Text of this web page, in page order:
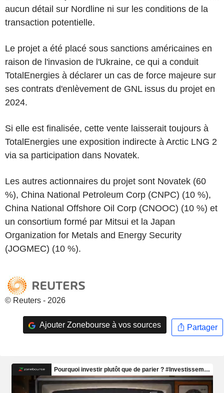
aucun détail sur Nordline ni sur les conditions de la
transaction potentielle.
Le projet a été placé sous sanctions américaines en
raison de l'invasion de l'Ukraine, ce qui a conduit
TotalEnergies à déclarer un cas de force majeure sur
ses contrats d'enlèvement de GNL issus du projet en
2024.
Si elle est finalisée, cette vente laisserait toujours à
TotalEnergies une exposition indirecte à Arctic LNG 2
via sa participation dans Novatek.
Les autres actionnaires du projet sont Novatek (60
%), China National Petroleum Corp (CNPC) (10 %),
China National Offshore Oil Corp (CNOOC) (10 %) et
un consortium formé par Mitsui et la Japan
Organization for Metals and Energy Security
(JOGMEC) (10 %).
© Reuters - 2026
Ajouter Zonebourse à vos sources Partager